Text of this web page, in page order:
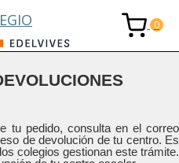
tu pedido, consulta en el correo
de devolución de tu centro. Es
colegios gestionan este trámite.